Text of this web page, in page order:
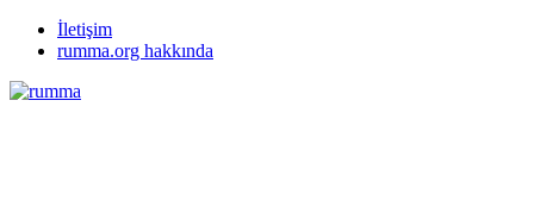
İletişim
rumma.org hakkında